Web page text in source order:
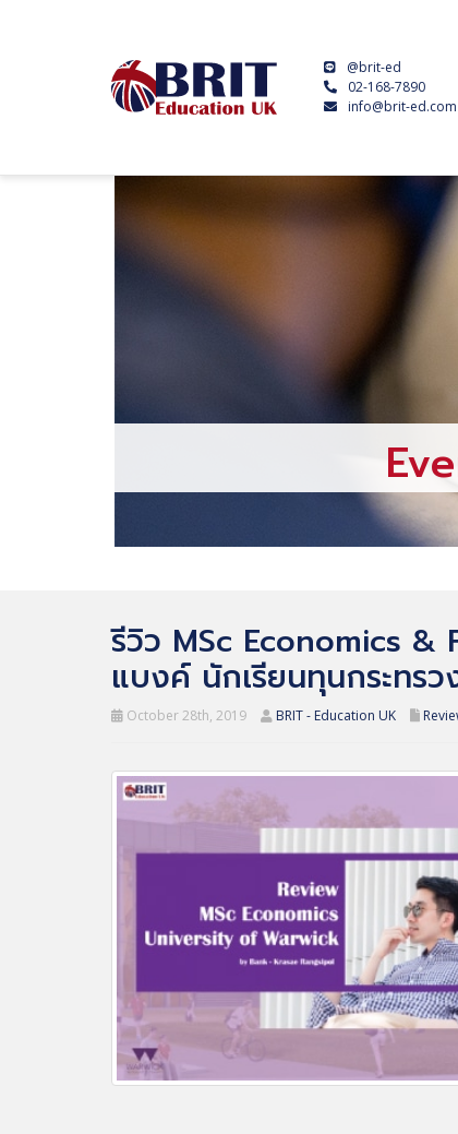
@brit-ed
02-168-7890
info@brit-ed.com
รีวิว MSc Economics
แบงค์ นักเรียนทุนกระทรว
October 28th, 2019 BRIT - Education UK